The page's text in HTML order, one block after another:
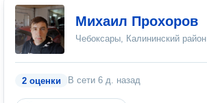
Михаил Прохоров
Чебоксары, Калининский район
2 оценки В сети 6 д. назад